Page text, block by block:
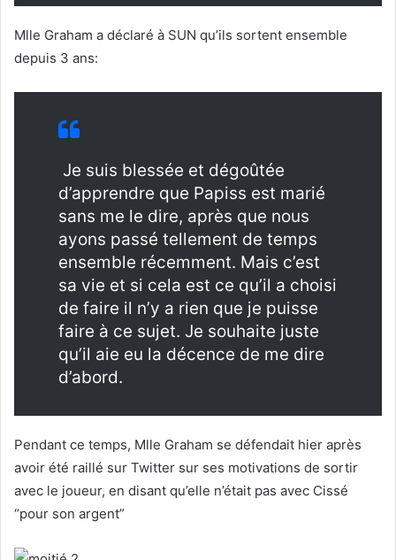
Mlle Graham a déclaré à SUN qu’ils sortent ensemble
depuis 3 ans:
Je suis blessée et dégoûtée
d’apprendre que Papiss est marié
sans me le dire, après que nous
ayons passé tellement de temps
ensemble récemment. Mais c’est
sa vie et si cela est ce qu’il a choisi
de faire il n’y a rien que je puisse
faire à ce sujet. Je souhaite juste
qu’il aie eu la décence de me dire
d’abord.
Pendant ce temps, Mlle Graham se défendait hier après
avoir été raillé sur Twitter sur ses motivations de sortir
avec le joueur, en disant qu’elle n’était pas avec Cissé
“pour son argent”